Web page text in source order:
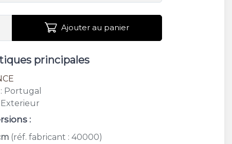
Ajouter au panier
principales
: Portugal
Exterieur
:
(réf. fabricant : 40000)